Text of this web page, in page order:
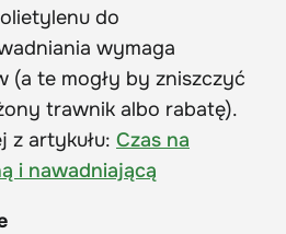
do
wymaga
(a te mogły by zniszczyć
trawnik albo rabatę).
z artykułu: Czas na
i nawadniającą